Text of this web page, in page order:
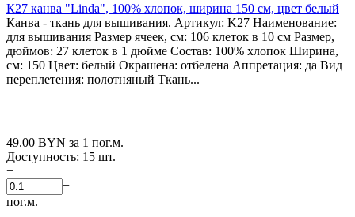
К27 канва "Linda", 100% хлопок, ширина 150 см, цвет белый
Канва - ткань для вышивания. Артикул: K27 Наименование:
для вышивания Размер ячеек, см: 106 клеток в 10 см Размер,
дюймов: 27 клеток в 1 дюйме Состав: 100% хлопок Ширина,
см: 150 Цвет: белый Окрашена: отбелена Аппретация: да Вид
переплетения: полотняный Ткань...
49.00 BYN за 1 пог.м.
Доступность: 15 шт.
+
−
пог.м.